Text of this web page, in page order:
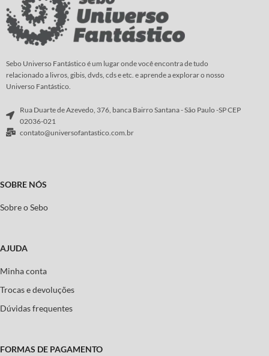
Sebo Universo Fantástico é um lugar onde você encontra de tudo
relacionado a livros, gibis, dvds, cds e etc. e aprende a explorar o nosso
Universo Fantástico.
Rua Duarte de Azevedo, 376, banca Bairro Santana - São Paulo -SP CEP
02036-021
contato@universofantastico.com.br
SOBRE NÓS
Sobre o Sebo
AJUDA
Minha conta
Trocas e devoluções
Dúvidas frequentes
FORMAS DE PAGAMENTO